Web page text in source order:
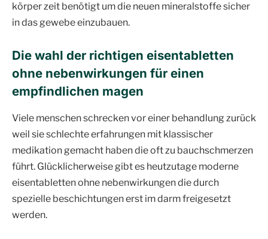
körper zeit benötigt um die neuen mineralstoffe sicher
in das gewebe einzubauen.
Die wahl der richtigen eisentabletten
ohne nebenwirkungen für einen
empfindlichen magen
Viele menschen schrecken vor einer behandlung zurück
weil sie schlechte erfahrungen mit klassischer
medikation gemacht haben die oft zu bauchschmerzen
führt. Glücklicherweise gibt es heutzutage moderne
eisentabletten ohne nebenwirkungen die durch
spezielle beschichtungen erst im darm freigesetzt
werden.